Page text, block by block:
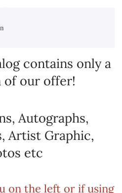
contains only a
of our offer!
Autographs,
Artist Graphic,
etc
on the left or if using